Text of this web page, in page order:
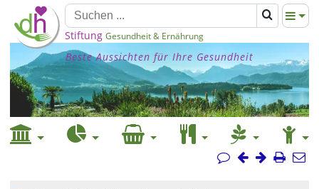
Stiftung Gesundheit & Ernährung
Beste Aussichten für Ihre Gesundheit